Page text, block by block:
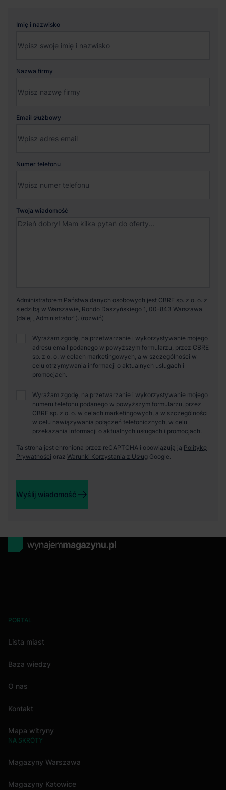
Imię i nazwisko
Nazwa firmy
Email służbowy
Numer telefonu
Twoja wiadomość
Administratorem Państwa danych osobowych jest CBRE sp. z o. o. z
siedzibą w Warszawie, Rondo Daszyńskiego 1, 00-843 Warszawa
(dalej „Administrator”).
Wyrażam zgodę, na przetwarzanie i wykorzystywanie mojego
adresu email podanego w powyższym formularzu, przez CBRE
sp. z o. o. w celach marketingowych, a w szczególności w
celu otrzymywania informacji o aktualnych usługach i
promocjach.
Wyrażam zgodę, na przetwarzanie i wykorzystywanie mojego
numeru telefonu podanego w powyższym formularzu, przez
CBRE sp. z o. o. w celach marketingowych, a w szczególności
w celu nawiązywania połączeń telefonicznych, w celu
przekazania informacji o aktualnych usługach i promocjach.
Ta strona jest chroniona przez reCAPTCHA i obowiązują ją Politykę
Prywatności oraz Warunki Korzystania z Usług Google.
Wyślij wiadomość
PORTAL
Lista miast
Baza wiedzy
O nas
Kontakt
Mapa witryny
NA SKRÓTY
Magazyny Warszawa
Magazyny Katowice